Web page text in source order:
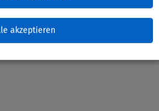
akzeptieren
KITA, Übergang Kita –
Bildungsabschnitte